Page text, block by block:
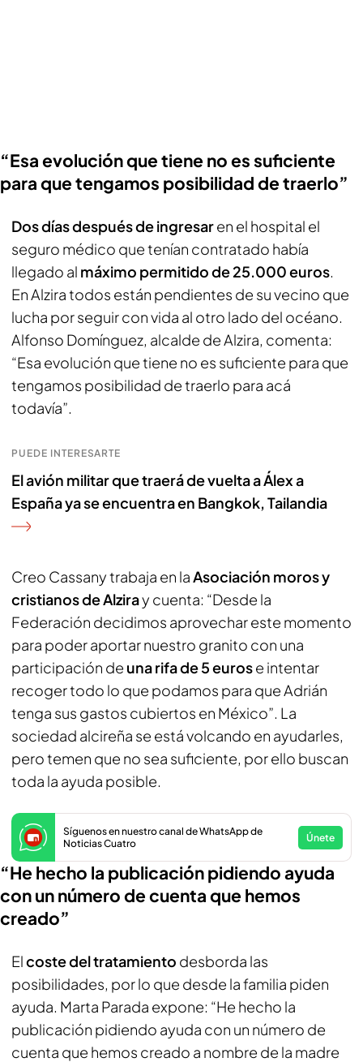
“Esa evolución que tiene no es suficiente
para que tengamos posibilidad de traerlo”
Dos días después de ingresaren el hospital el
seguro médico que tenían contratado había
llegado al máximo permitido de 25.000 euros.
En Alzira todos están pendientes de su vecino que
lucha por seguir con vida al otro lado del océano.
Alfonso Domínguez, alcalde de Alzira, comenta:
“Esa evolución que tiene no es suficiente para que
tengamos posibilidad de traerlo para acá
todavía”.
PUEDE INTERESARTE
El avión militar que traerá de vuelta a Álex a
España ya se encuentra en Bangkok, Tailandia
Creo Cassany trabaja en laAsociación moros y
cristianos de Alziray cuenta: “Desde la
Federación decidimos aprovechar este momento
para poder aportar nuestro granito con una
participación de una rifa de 5 eurose intentar
recoger todo lo que podamos para que Adrián
tenga sus gastos cubiertos en México”. La
sociedad alcireña se está volcando en ayudarles,
pero temen que no sea suficiente, por ello buscan
toda la ayuda posible.
Síguenos en nuestro canal de WhatsApp de
Noticias Cuatro
Únete
“He hecho la publicación pidiendo ayuda
con un número de cuenta que hemos
creado”
Elcoste del tratamiento desborda las
posibilidades, por lo que desde la familia piden
ayuda. Marta Parada expone: “He hecho la
publicación pidiendo ayuda con un número de
cuenta que hemos creado a nombre de la madre